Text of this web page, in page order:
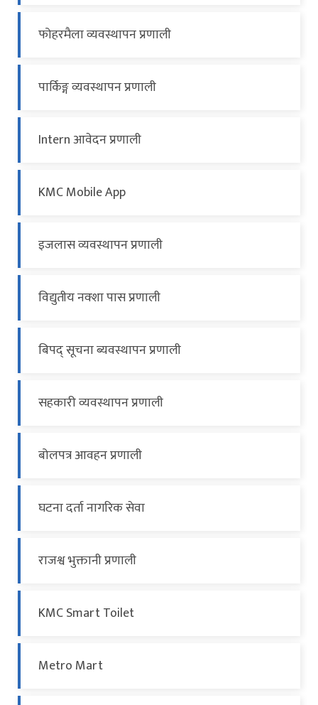
फोहरमैला व्यवस्थापन प्रणाली
पार्किङ्ग व्यवस्थापन प्रणाली
Intern आवेदन प्रणाली
KMC Mobile App
इजलास व्यवस्थापन प्रणाली
विद्युतीय नक्शा पास प्रणाली
बिपद् सूचना ब्यवस्थापन प्रणाली
सहकारी व्यवस्थापन प्रणाली
बोलपत्र आवहन प्रणाली
घटना दर्ता नागरिक सेवा
राजश्व भुक्तानी प्रणाली
KMC Smart Toilet
Metro Mart